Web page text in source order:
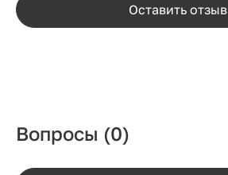
Оставить отзыв
Вопросы (0)